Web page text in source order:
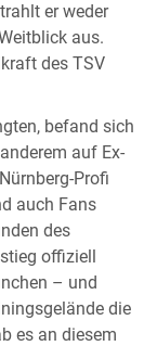
er weder
aus.
des TSV
befand sich
auf Ex-
Profi
auch Fans
des
offiziell
– und
die
es an diesem